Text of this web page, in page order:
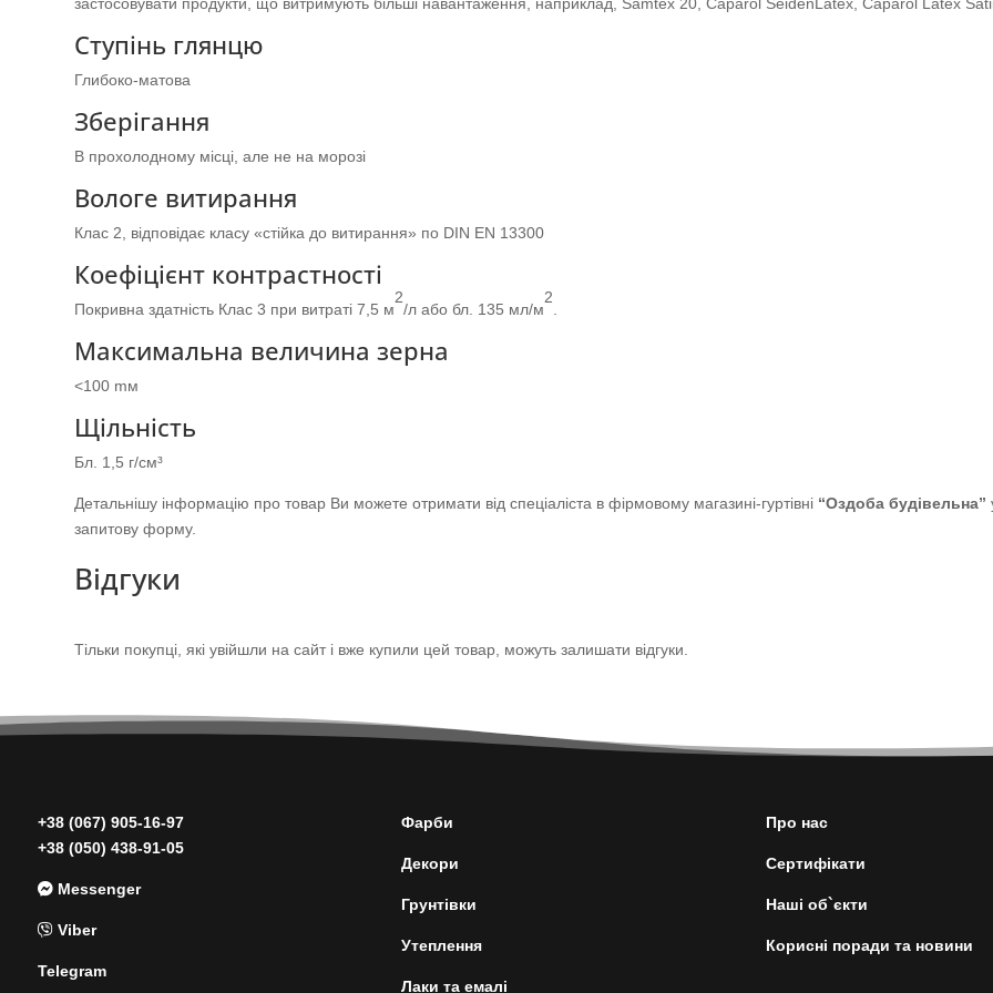
Ступінь глянцю
Глибоко-матова
Зберігання
В прохолодному місці, але не на морозі
Вологе витирання
Клас 2, відповідає класу «стійка до витирання» по DIN EN 13300
Коефіцієнт контрастності
Покривна здатність Клас 3 при витраті 7,5 м
2
/л або бл. 135 мл/м
2
Максимальна величина зерна
<100 mм
Щільність
Бл. 1,5 г/cм³
Детальнішу інформацію про товар Ви можете отримати від спеціаліста в фірмовому магазині-гуртівні “Оздоба будівельна”
запитову форму.
Відгуки
Тільки покупці, які увійшли на сайт і вже купили цей товар, можуть залишати відгуки.
+38 (067) 905-16-97
+38 (050) 438-91-05
Messenger
Viber
Telegram
Фарби
Декори
Грунтівки
Утеплення
Лаки та емалі
Про нас
Сертифікати
Наші об`єкти
Корисні поради та новини